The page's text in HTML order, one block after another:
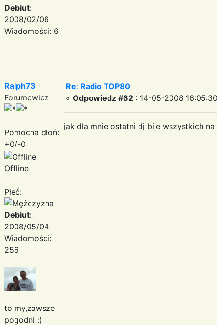
Debiut:
2008/02/06
Wiadomości: 6
Ralph73
Forumowicz
Pomocna dłoń:
+0/-0
Offline
Płeć:
Debiut:
2008/05/04
Wiadomości:
256
to my,zawsze
pogodni :)
Re: Radio TOP80
« Odpowiedz #62 : 14-05-2008
jak dla mnie ostatni dj bije wszystkich